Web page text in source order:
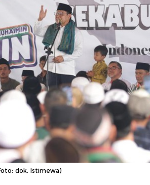
dok. Istimewa)